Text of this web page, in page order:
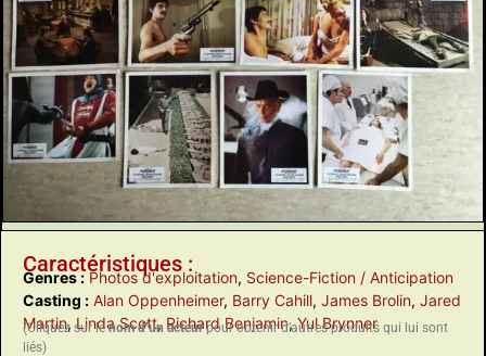
Caractéristiques :
Genres : Photos d'exploitation, Science-Fiction / Anticipation
Casting : Alan Oppenheimer, Barry Cahill, James Brolin, Jared
Martin,Linda Scott, Richard Benjamin,Yul Brynner
(Cliquez sur lenom d’un acteurpour obtenir d’autres produits qui lui sont
liés)